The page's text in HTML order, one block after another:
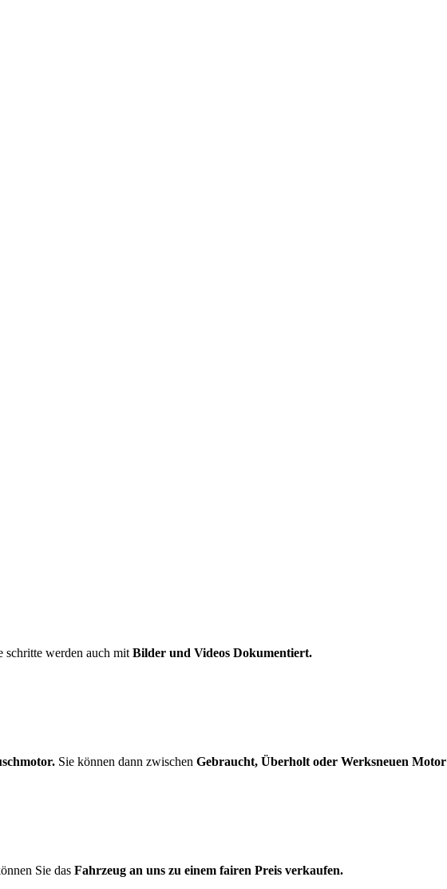
werden auch mit Bilder und Videos Dokumentiert.
Sie können dann zwischen Gebraucht, Überholt oder Werksneuen Motor
Sie das Fahrzeug an uns zu einem fairen Preis verkaufen.